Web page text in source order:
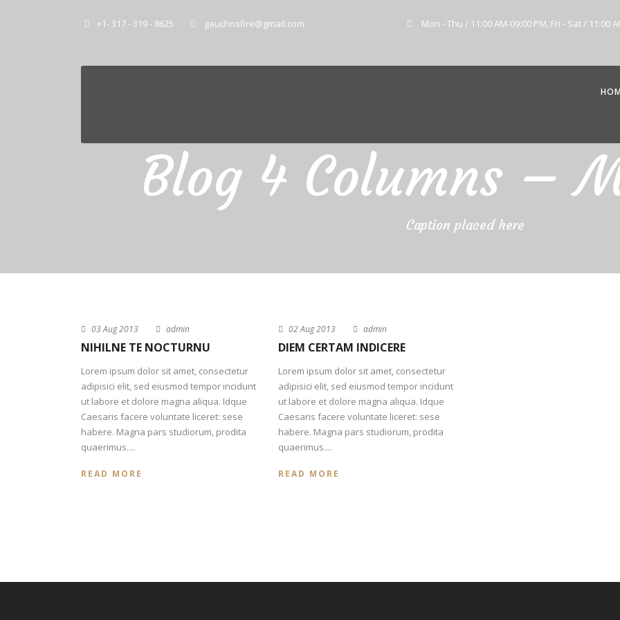
+1- 317 - 319 - 8625 gauchosfire@gmail.com Mon - Thu / 11:00 AM-09:00 PM, Fri - Sat / 11:00
Blog 4 Columns –
Caption placed here
03 Aug 2013 admin
NIHILNE TE NOCTURNU
Lorem ipsum dolor sit amet, consectetur
adipisici elit, sed eiusmod tempor incidunt
ut labore et dolore magna aliqua. Idque
Caesaris facere voluntate liceret: sese
habere. Magna pars studiorum, prodita
quaerimus....
READ MORE
02 Aug 2013 admin
DIEM CERTAM INDICERE
Lorem ipsum dolor sit amet, consectetur
adipisici elit, sed eiusmod tempor incidunt
ut labore et dolore magna aliqua. Idque
Caesaris facere voluntate liceret: sese
habere. Magna pars studiorum, prodita
quaerimus....
READ MORE